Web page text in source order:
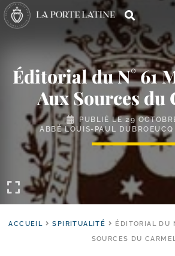
Éditorial du N° 61
Aux Sources du
PUBLIÉ LE 29
ABBÉ LOUIS-PAUL DUBROEUCQ
ACCUEIL SPIRITUALITÉ
ÉDITORIAL DU
SOURCES DU